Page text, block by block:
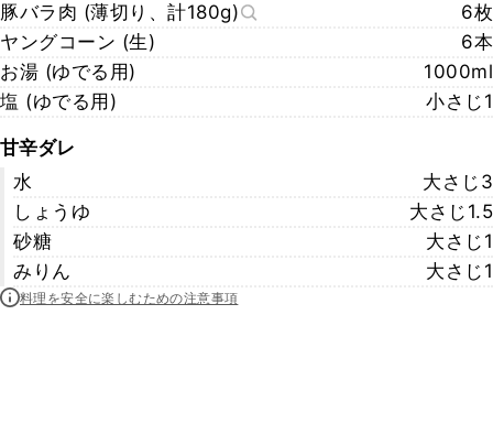
豚バラ肉 (薄切り、計180g)
6枚
ヤングコーン (生)
6本
お湯 (ゆでる用)
1000ml
塩 (ゆでる用)
小さじ1
甘辛ダレ
水
大さじ3
しょうゆ
大さじ1.5
砂糖
大さじ1
みりん
大さじ1
料理を安全に楽しむための注意事項